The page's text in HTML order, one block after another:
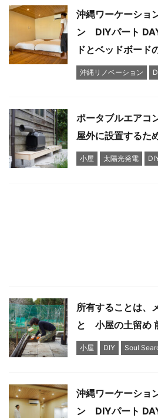
沖縄ワーケーショ
ン DIYパート
ドとベッドボード
沖縄リノベーション
ポータブルエアコ
屋外に設置するた
小屋 太陽光発電
所有することは、
と 小屋の土留め
小屋 DIY Soul
沖縄ワーケーショ
ン DIYパート